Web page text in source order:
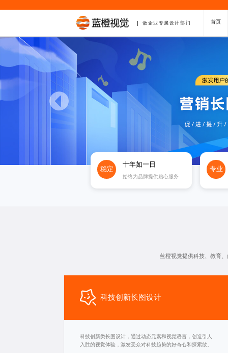
做企业专属设计部门 首页
稳定
十年如一日
始终为品牌提供贴心服务
专业
蓝橙视觉提供科技、教育
科技创新长图设计
科技创新类长图设计，通过动态元素和视觉语言，创造引人
入胜的视觉体验，激发受众对科技趋势的好奇心和探索欲。